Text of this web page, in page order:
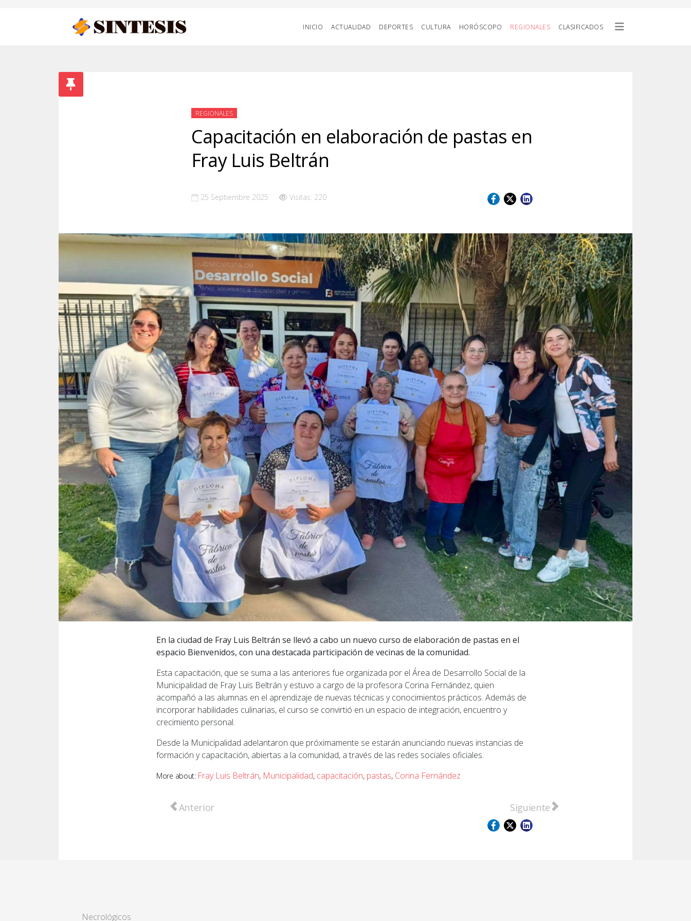
INICIO ACTUALIDAD DEPORTES CULTURA HORÓSCOPO REGIONALES CLASIFICADOS
REGIONALES
Capacitación en elaboración de pastas en
Fray Luis Beltrán
25 Septiembre 2025 Visitas: 220
En la ciudad de Fray Luis Beltrán se llevó a cabo un nuevo curso de elaboración de pastas en el
espacio Bienvenidos, con una destacada participación de vecinas de la comunidad.
Esta capacitación, que se suma a las anteriores fue organizada por el Área de Desarrollo Social de la
Municipalidad de Fray Luis Beltrán y estuvo a cargo de la profesora Corina Fernández, quien
acompañó a las alumnas en el aprendizaje de nuevas técnicas y conocimientos prácticos. Además de
incorporar habilidades culinarias, el curso se convirtió en un espacio de integración, encuentro y
crecimiento personal.
Desde la Municipalidad adelantaron que próximamente se estarán anunciando nuevas instancias de
formación y capacitación, abiertas a la comunidad, a través de las redes sociales oficiales.
More about: Fray Luis Beltrán, Municipalidad, capacitación, pastas, Corina Fernández
Artículo anterior: En un solo día, casi 1500 alumnos de todo el país visitaron San Lorenzo
Anterior Artículo siguiente: Histórica escuela
Siguiente
Necrológicos